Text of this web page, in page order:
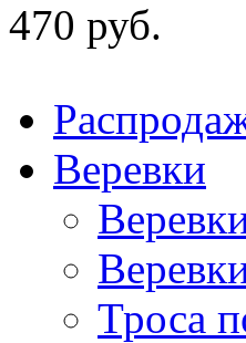
470 руб.
Веревки
Троса